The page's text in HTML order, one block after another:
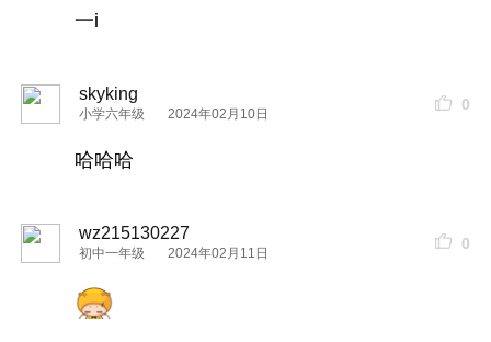
一i
skyking
小学六年级 2024年02月10日
0
哈哈哈
wz215130227
初中一年级 2024年02月11日
0